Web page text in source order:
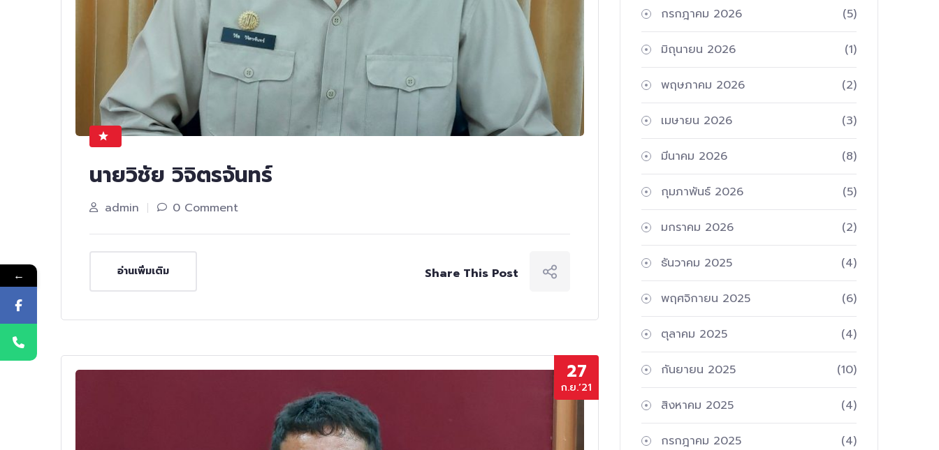
นายวิชัย วิจิตรจันทร์
admin 0 Comment
อ่านเพิ่มเติม Share This Post
27
ก.ย.’21
กรกฎาคม 2026 (5)
มิถุนายน 2026 (1)
พฤษภาคม 2026 (2)
เมษายน 2026 (3)
มีนาคม 2026 (8)
กุมภาพันธ์ 2026 (5)
มกราคม 2026 (2)
ธันวาคม 2025 (4)
พฤศจิกายน 2025 (6)
ตุลาคม 2025 (4)
กันยายน 2025 (10)
สิงหาคม 2025 (4)
กรกฎาคม 2025 (4)
←